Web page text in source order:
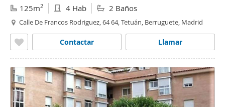
125m2 4 Hab 2 Baños
Calle De Francos Rodriguez, 64 64, Tetuán, Berruguete, Madrid
Llamar
Contactar